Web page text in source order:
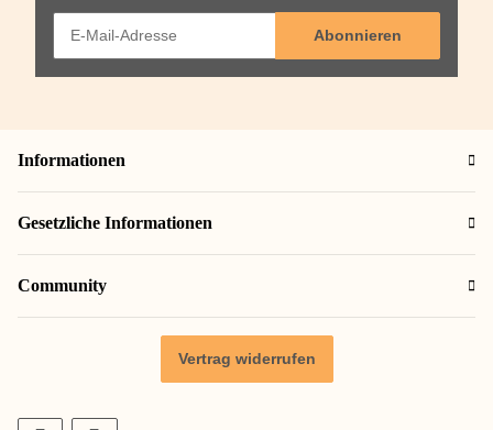
Abonnieren
Informationen
Gesetzliche Informationen
Community
Vertrag widerrufen